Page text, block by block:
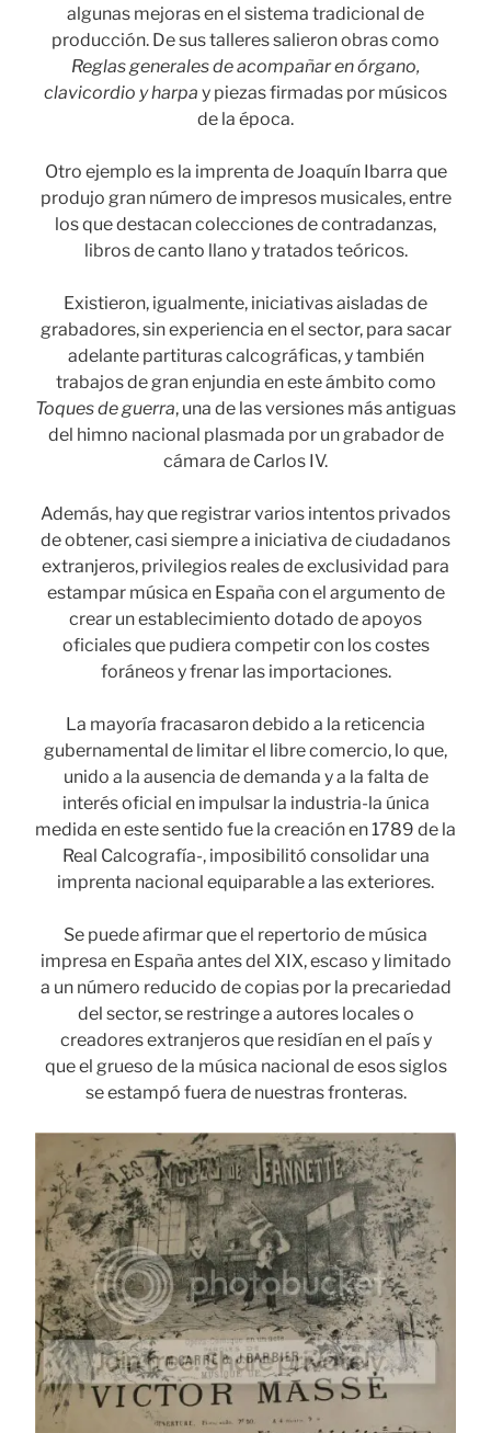
algunas mejoras en el sistema tradicional de
producción. De sus talleres salieron obras como
Reglas generales de acompañar en órgano,
clavicordio y harpa y piezas firmadas por músicos
de la época.
Otro ejemplo es la imprenta de Joaquín Ibarra que
produjo gran número de impresos musicales, entre
los que destacan colecciones de contradanzas,
libros de canto llano y tratados teóricos.
Existieron, igualmente, iniciativas aisladas de
grabadores, sin experiencia en el sector, para sacar
adelante partituras calcográficas, y también
trabajos de gran enjundia en este ámbito como
Toques de guerra, una de las versiones más antiguas
del himno nacional plasmada por un grabador de
cámara de Carlos IV.
Además, hay que registrar varios intentos privados
de obtener, casi siempre a iniciativa de ciudadanos
extranjeros, privilegios reales de exclusividad para
estampar música en España con el argumento de
crear un establecimiento dotado de apoyos
oficiales que pudiera competir con los costes
foráneos y frenar las importaciones.
La mayoría fracasaron debido a la reticencia
gubernamental de limitar el libre comercio, lo que,
unido a la ausencia de demanda y a la falta de
interés oficial en impulsar la industria-la única
medida en este sentido fue la creación en 1789 de la
Real Calcografía-, imposibilitó consolidar una
imprenta nacional equiparable a las exteriores.
Se puede afirmar que el repertorio de música
impresa en España antes del XIX, escaso y limitado
a un número reducido de copias por la precariedad
del sector, se restringe a autores locales o
creadores extranjeros que residían en el país y
que el grueso de la música nacional de esos siglos
se estampó fuera de nuestras fronteras.